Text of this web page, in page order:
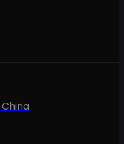
China